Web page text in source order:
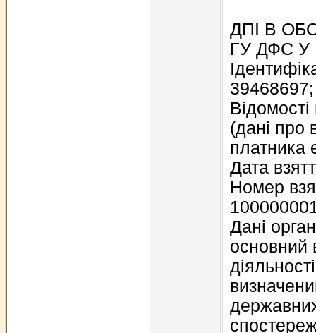
ДПI В
ГУ ДФС
39468697;
(дані про
платника
Дата
Номер
Дані
основний